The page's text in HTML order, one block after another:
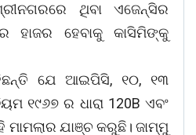
ଥିବା ଏଜେନ୍ସିର
ହାଜର ହେବାକୁ କାସିମିଙ୍କୁ
ଯେ ଆଇପିସି, ୧୦, ୧୩
୧୯୬୭ ର ଧାରା 120B ଏବଂ
ମାମଲାର ଯାଞ୍ଚ କରୁଛି। ଜାମ୍ମୁ